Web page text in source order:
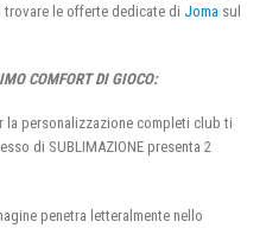
le offerte dedicate di Joma sul
COMFORT DI GIOCO:
personalizzazione completi club ti
di SUBLIMAZIONE presenta 2
penetra letteralmente nello